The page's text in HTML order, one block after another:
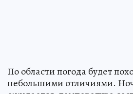
По области погода будет
небольшими отличиями.